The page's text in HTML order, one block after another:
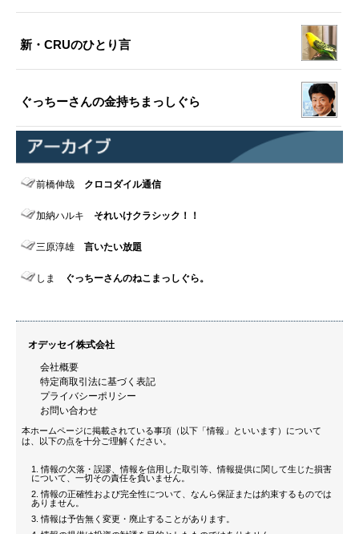
新・CRUのひとり言
ぐっちーさんの金持ちまっしぐら
前橋伸哉 クロコダイル通信
加納ハルキ それいけクラシック！！
三原淳雄 言いたい放題
しま ぐっちーさんのねこまっしぐら。
オデッセイ株式会社
会社概要
特定商取引法に基づく表記
プライバシーポリシー
お問い合わせ
本ホームページに掲載されている事項（以下「情報」といいます）について
は、以下の点を十分ご理解ください。
情報の欠落・誤謬、情報を信用した取引等、情報提供に関して生じた損害
について、一切その責任を負いません。
情報の正確性および完全性について、なんら保証または約束するものでは
ありません。
情報は予告無く変更・廃止することがあります。